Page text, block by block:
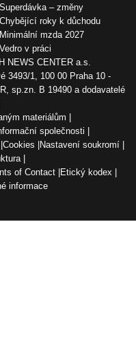
Superdávka – změny
Chybějící roky k důchodu
Minimální mzda 2027
Vedro v práci
NEWS CENTER a.s.
3493/1, 100 00 Praha 10 -
sp.zn. B 19490 a dodavatelé
materiálům
společnosti
Cookies
Nastavení soukromí
of Contact
Etický kodex
informace